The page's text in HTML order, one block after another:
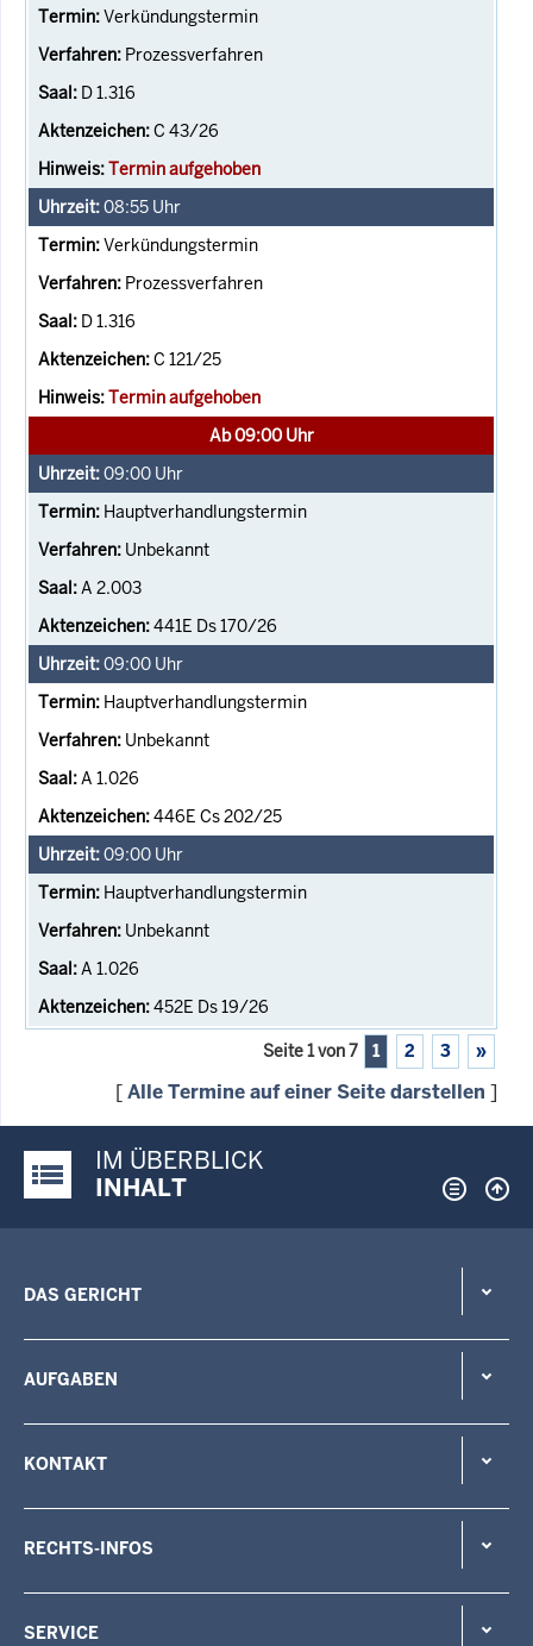
Verkündungstermin
Prozessverfahren
D 1.316
C 43/26
Termin aufgehoben
08:55 Uhr
Verkündungstermin
Prozessverfahren
D 1.316
C 121/25
Termin aufgehoben
Ab 09:00 Uhr
09:00 Uhr
Hauptverhandlungstermin
Unbekannt
A 2.003
441E Ds 170/26
09:00 Uhr
Hauptverhandlungstermin
Unbekannt
A 1.026
446E Cs 202/25
09:00 Uhr
Hauptverhandlungstermin
Unbekannt
A 1.026
452E Ds 19/26
Seite 1 von 7 1 2 3 »
[Alle Termine auf einer Seite darstellen ]
Justiz-Portal im Überblick:
IM ÜBERBLICK
INHALT
DAS GERICHT
AUFGABEN
KONTAKT
RECHTS-INFOS
SERVICE